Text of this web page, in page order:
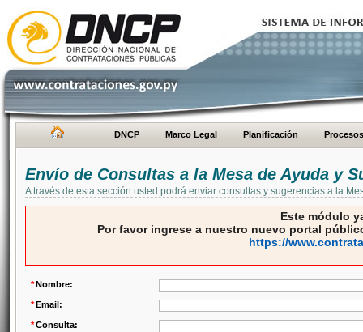
DNCP Marco Legal Planificación Procesos
Envío de Consultas a la Mesa de Ayuda y
A través de esta sección usted podrá enviar consultas y sugerencias a la
Este módulo
Por favor ingrese a nuestro nuevo portal
https://
*Nombre:
*Email:
*Consulta: